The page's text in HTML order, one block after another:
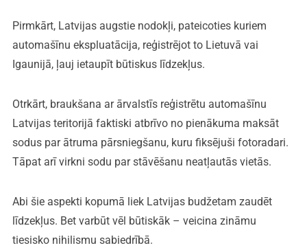
Pirmkārt, Latvijas augstie nodokļi, pateicoties kuriem
automašīnu ekspluatācija, reģistrējot to Lietuvā vai
Igaunijā, ļauj ietaupīt būtiskus līdzekļus.
Otrkārt, braukšana ar ārvalstīs reģistrētu automašīnu
Latvijas teritorijā faktiski atbrīvo no pienākuma maksāt
sodus par ātruma pārsniegšanu, kuru fiksējuši fotoradari.
Tāpat arī virkni sodu par stāvēšanu neatļautās vietās.
Abi šie aspekti kopumā liek Latvijas budžetam zaudēt
līdzekļus. Bet varbūt vēl būtiskāk – veicina zināmu
tiesisko nihilismu sabiedrībā.